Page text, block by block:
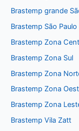
Brastemp grande
Brastemp São Paulo
Brastemp Zona
Brastemp Zona Sul
Brastemp Zona
Brastemp Zona
Brastemp Zona
Brastemp Vila Zatt